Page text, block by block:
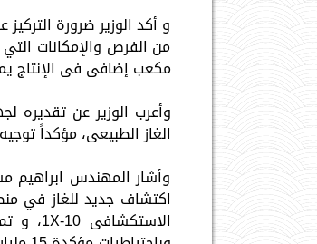
و أكد الوزير ضرورة
من الفرص والإمكانات
مكعب إضافى فى الإنتاج
وأعرب الوزير عن تقديره
الغاز الطبيعى، مؤكداً
وأشار المهندس ابراهيم